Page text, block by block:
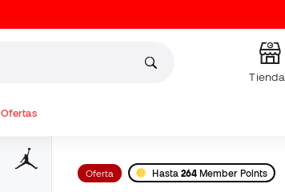
Ofertas
Oferta Hasta 264 Member Points